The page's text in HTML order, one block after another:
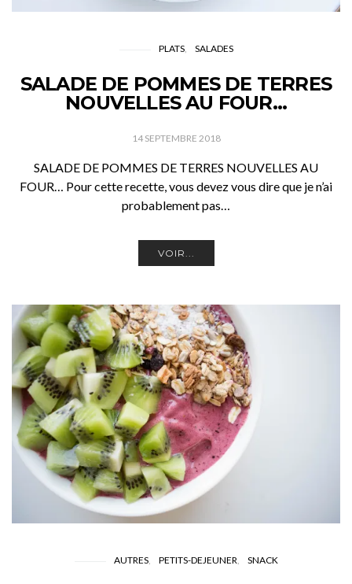
PLATS SALADES
SALADE DE POMMES DE TERRES
NOUVELLES AU FOUR…
14 SEPTEMBRE 2018
SALADE DE POMMES DE TERRES NOUVELLES AU
FOUR… Pour cette recette, vous devez vous dire que je n’ai
probablement pas…
VOIR...
AUTRES PETITS-DEJEUNER SNACK